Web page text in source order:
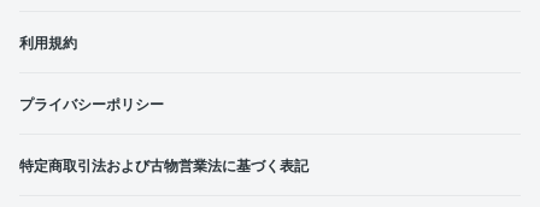
利用規約
プライバシーポリシー
特定商取引法および古物営業法に基づく表記